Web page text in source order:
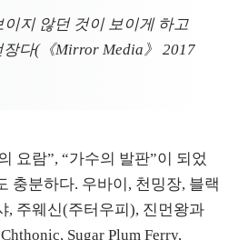
지 않던 것이 보이게 하고
다(《Mirror Media》 2017
요람”, “가수의 발판”이 되었
충분하다. 우바이, 천밍장, 블랙
, 주웨신(주터우피), 진먼왕과
Sugar Plum Ferry,